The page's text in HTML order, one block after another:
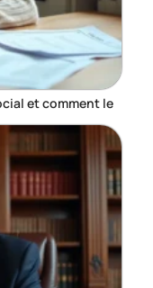
et comment le